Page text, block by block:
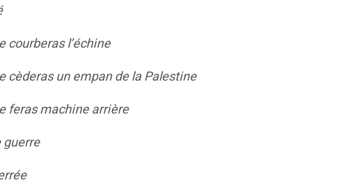
courberas l’échine
cèderas un empan de la Palestine
feras machine arrière
guerre